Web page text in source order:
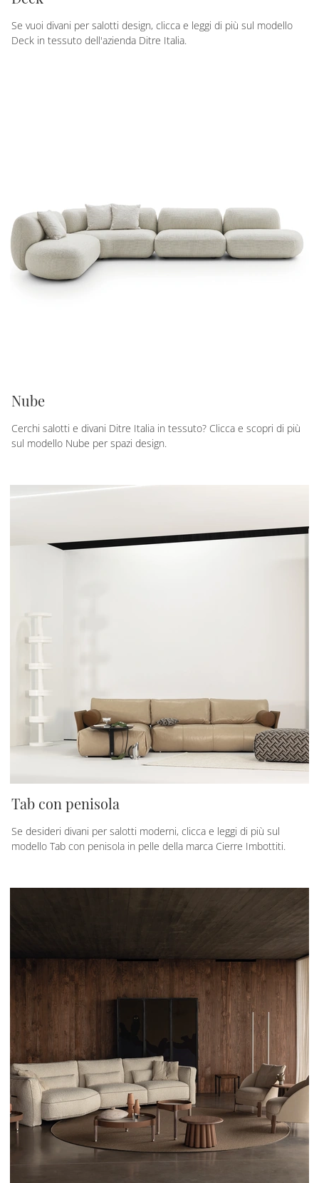
Se vuoi divani per salotti design, clicca e leggi di più sul modello
Deck in tessuto dell'azienda Ditre Italia.
Nube
Cerchi salotti e divani Ditre Italia in tessuto? Clicca e scopri di più
sul modello Nube per spazi design.
Tab con penisola
Se desideri divani per salotti moderni, clicca e leggi di più sul
modello Tab con penisola in pelle della marca Cierre Imbottiti.